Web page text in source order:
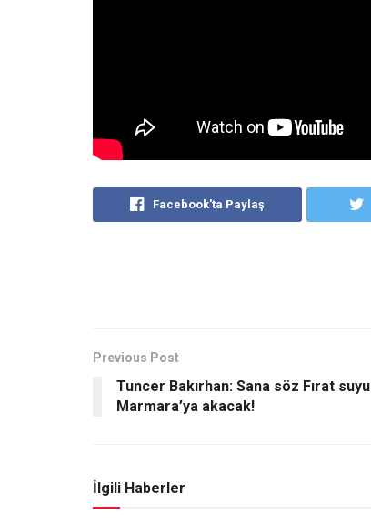
Facebook'ta Paylaş
Previous Post
Tuncer Bakırhan: Sana söz Fırat suyu
Marmara’ya akacak!
İlgili Haberler